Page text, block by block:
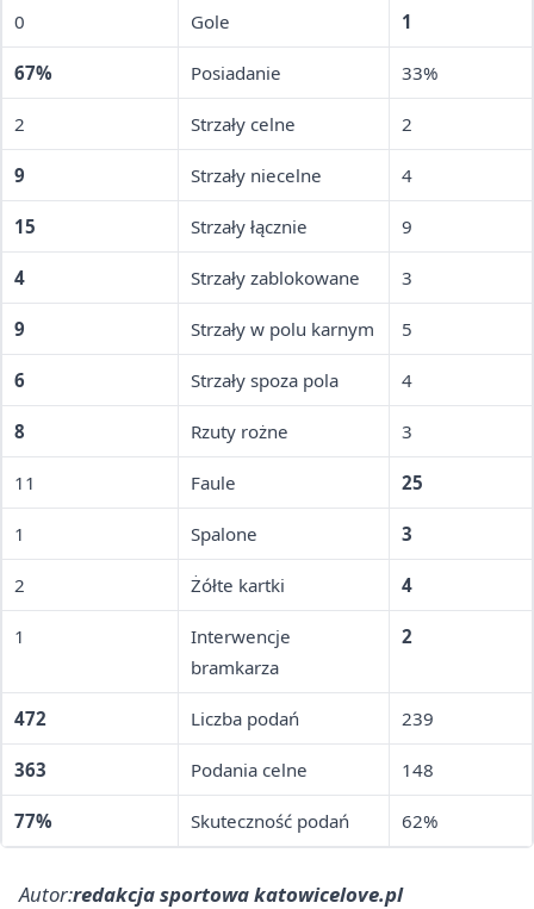
0 Gole 1
67% Posiadanie 33%
2 Strzały celne 2
9 Strzały niecelne 4
15 Strzały łącznie 9
4 Strzały zablokowane 3
9 Strzały w polu karnym 5
6 Strzały spoza pola 4
8 Rzuty rożne 3
11 Faule 25
1 Spalone 3
2 Żółte kartki 4
1
Interwencje
bramkarza
2
472 Liczba podań 239
363 Podania celne 148
77% Skuteczność podań 62%
Autor:redakcja sportowa katowicelove.pl